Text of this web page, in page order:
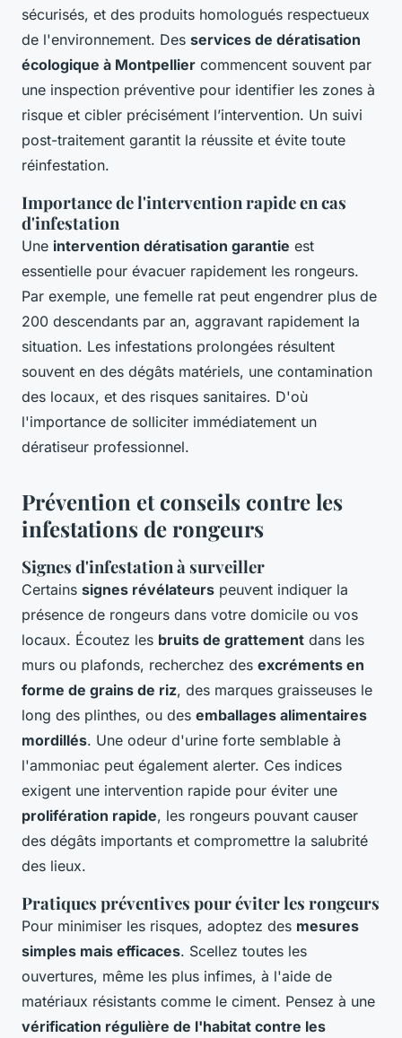
sécurisés, et des produits homologués respectueux
de l'environnement. Des services de dératisation
écologique à Montpellier commencent souvent par
une inspection préventive pour identifier les zones à
risque et cibler précisément l’intervention. Un suivi
post-traitement garantit la réussite et évite toute
réinfestation.
Importance de l'intervention rapide en cas
d'infestation
Une intervention dératisation garantie est
essentielle pour évacuer rapidement les rongeurs.
Par exemple, une femelle rat peut engendrer plus de
200 descendants par an, aggravant rapidement la
situation. Les infestations prolongées résultent
souvent en des dégâts matériels, une contamination
des locaux, et des risques sanitaires. D'où
l'importance de solliciter immédiatement un
dératiseur professionnel.
Prévention et conseils contre les
infestations de rongeurs
Signes d'infestation à surveiller
Certains signes révélateurs peuvent indiquer la
présence de rongeurs dans votre domicile ou vos
locaux. Écoutez les bruits de grattement dans les
murs ou plafonds, recherchez des excréments en
forme de grains de riz, des marques graisseuses le
long des plinthes, ou des emballages alimentaires
mordillés. Une odeur d'urine forte semblable à
l'ammoniac peut également alerter. Ces indices
exigent une intervention rapide pour éviter une
prolifération rapide, les rongeurs pouvant causer
des dégâts importants et compromettre la salubrité
des lieux.
Pratiques préventives pour éviter les rongeurs
Pour minimiser les risques, adoptez des mesures
simples mais efficaces. Scellez toutes les
ouvertures, même les plus infimes, à l'aide de
matériaux résistants comme le ciment. Pensez à une
vérification régulière de l'habitat contre les